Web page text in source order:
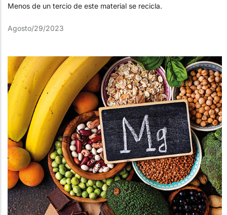
Menos de un tercio de este material se recicla.
Agosto/29/2023